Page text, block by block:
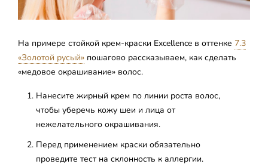
На примере стойкой крем-краски Excellence в оттенке 7.3
«Золотой русый» пошагово рассказываем, как сделать
«медовое окрашивание» волос.
Нанесите жирный крем по линии роста волос,
чтобы уберечь кожу шеи и лица от
нежелательного окрашивания.
Перед применением краски обязательно
проведите тест на склонность к аллергии.